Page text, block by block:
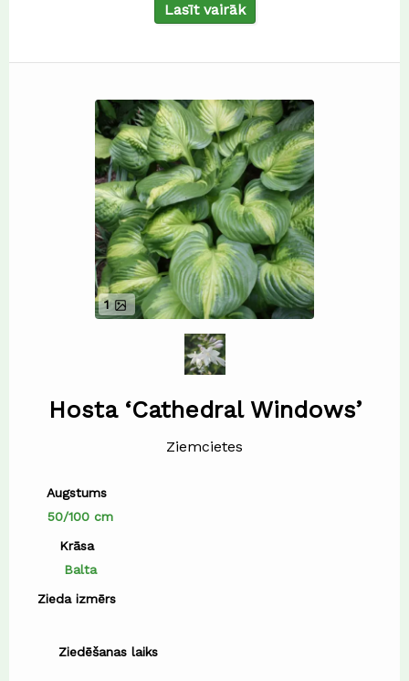
Lasīt vairāk
1
Hosta ‘Cathedral Windows’
Ziemcietes
Augstums
50/100 cm
Krāsa
Balta
Zieda izmērs
Ziedēšanas laiks